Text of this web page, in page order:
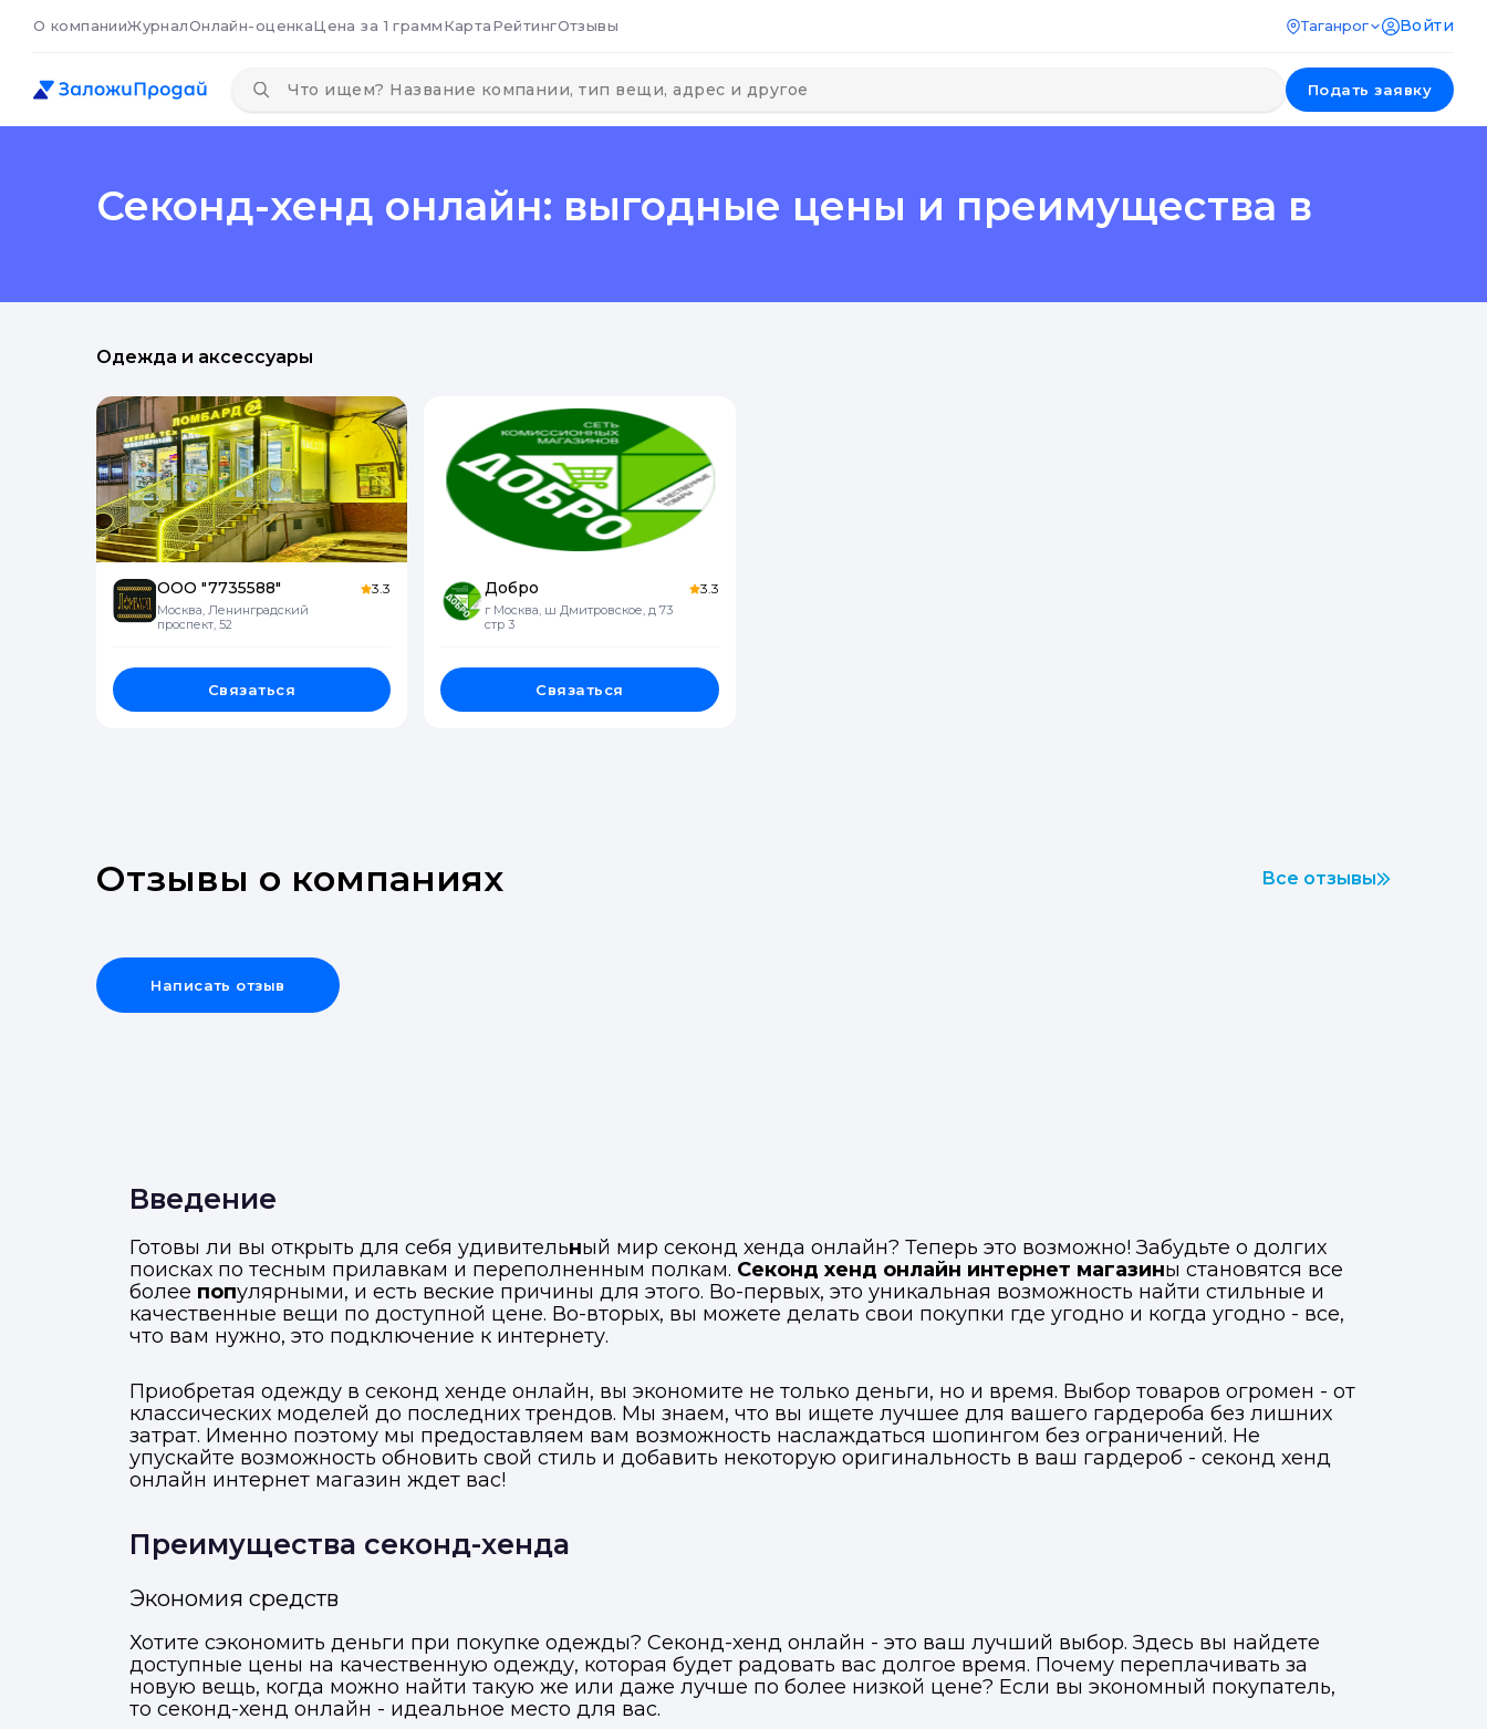
О компанииЖурналОнлайн-оценкаЦена за 1 граммКартаРейтингОтзывы Таганрог Войти
Подать заявку
Секонд-хенд онлайн: выгодные цены и преимущества в
Одежда и аксессуары
ООО "7735588"
Москва, Ленинградский
проспект, 52
3.3
Связаться
Добро
г Москва, ш Дмитровское, д 73
стр 3
3.3
Связаться
Отзывы о компаниях Все отзывы
Написать отзыв
Введение
Готовы ли вы открыть для себя удивительный мир секонд хенда онлайн? Теперь это возможно! Забудьте о долгих
поисках по тесным прилавкам и переполненным полкам. Секонд хенд онлайн интернет магазины становятся все
более популярными, и есть веские причины для этого. Во-первых, это уникальная возможность найти стильные и
качественные вещи по доступной цене. Во-вторых, вы можете делать свои покупки где угодно и когда угодно - все,
что вам нужно, это подключение к интернету.
Приобретая одежду в секонд хенде онлайн, вы экономите не только деньги, но и время. Выбор товаров огромен - от
классических моделей до последних трендов. Мы знаем, что вы ищете лучшее для вашего гардероба без лишних
затрат. Именно поэтому мы предоставляем вам возможность наслаждаться шопингом без ограничений. Не
упускайте возможность обновить свой стиль и добавить некоторую оригинальность в ваш гардероб - секонд хенд
онлайн интернет магазин ждет вас!
Преимущества секонд-хенда
Экономия средств
Хотите сэкономить деньги при покупке одежды? Секонд-хенд онлайн - это ваш лучший выбор. Здесь вы найдете
доступные цены на качественную одежду, которая будет радовать вас долгое время. Почему переплачивать за
новую вещь, когда можно найти такую же или даже лучше по более низкой цене? Если вы экономный покупатель,
то секонд-хенд онлайн - идеальное место для вас.